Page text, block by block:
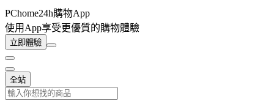
PChome24h購物App
使用App享受更優質的購物體驗
立即體驗
全站